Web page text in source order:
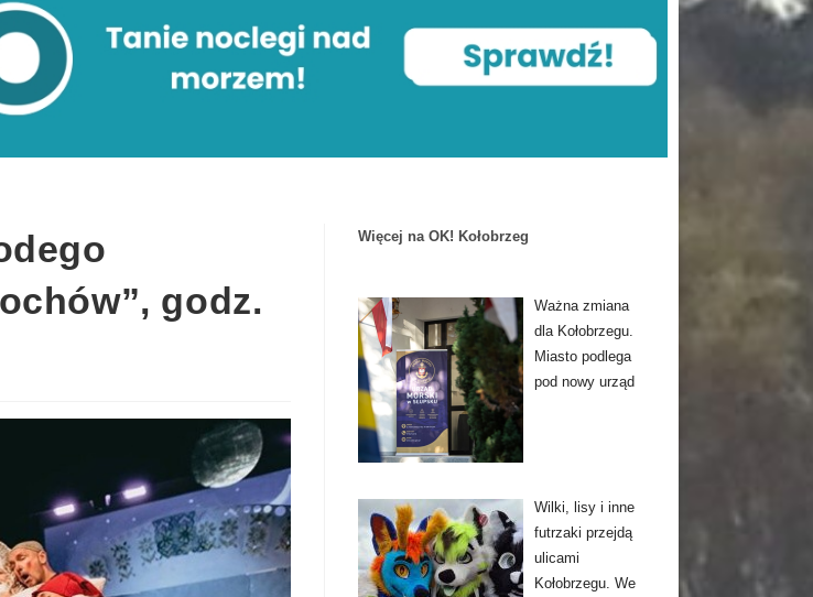
godz.
Więcej na OK! Kołobrzeg
Ważna zmiana
dla Kołobrzegu.
Miasto podlega
pod nowy urząd
Wilki, lisy i inne
futrzaki przejdą
ulicami
Kołobrzegu. We